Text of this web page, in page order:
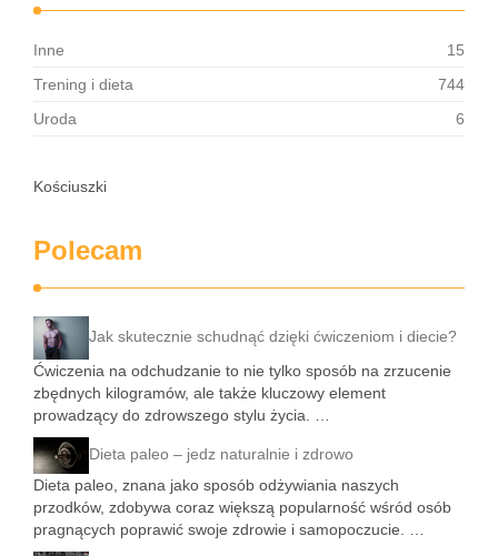
Inne
15
Trening i dieta
744
Uroda
6
Kościuszki
Polecam
Jak skutecznie schudnąć dzięki ćwiczeniom i diecie?
Ćwiczenia na odchudzanie to nie tylko sposób na zrzucenie
zbędnych kilogramów, ale także kluczowy element
prowadzący do zdrowszego stylu życia. …
Dieta paleo – jedz naturalnie i zdrowo
Dieta paleo, znana jako sposób odżywiania naszych
przodków, zdobywa coraz większą popularność wśród osób
pragnących poprawić swoje zdrowie i samopoczucie. …